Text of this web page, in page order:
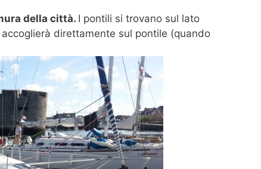
della città. I pontili si trovano sul lato
direttamente sul pontile (quando